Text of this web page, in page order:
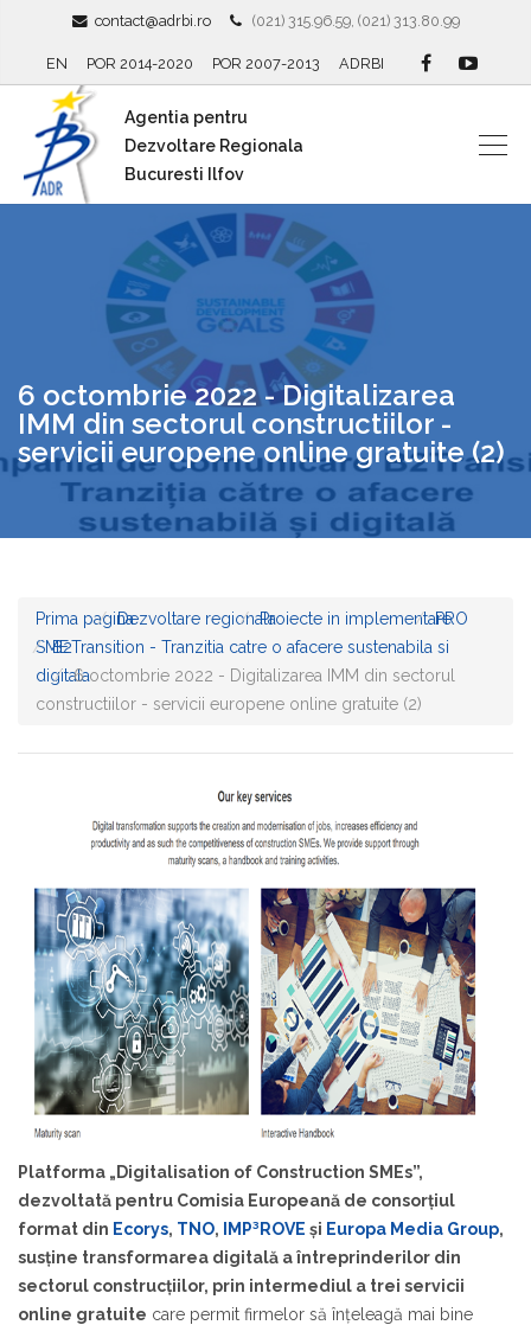
contact@adrbi.ro (021) 315.96.59, (021) 313.80.99
EN POR 2014-2020 POR 2007-2013 ADRBI
Agentia pentru
Dezvoltare Regionala
Bucuresti Ilfov
6 octombrie 2022 - Digitalizarea
IMM din sectorul constructiilor -
servicii europene online gratuite (2)
Prima paginaDezvoltare regionalaProiecte in implementarePRO
SMEB2Transition - Tranzitia catre o afacere sustenabila si
digitala6 octombrie 2022 - Digitalizarea IMM din sectorul
constructiilor - servicii europene online gratuite (2)
Platforma „Digitalisation of Construction SMEs”,
dezvoltată pentru Comisia Europeană de consorțiul
format din Ecorys, TNO, IMP³ROVE și Europa Media Group,
susține transformarea digitală a întreprinderilor din
sectorul construcțiilor, prin intermediul a trei servicii
online gratuite care permit firmelor să înțeleagă mai bine